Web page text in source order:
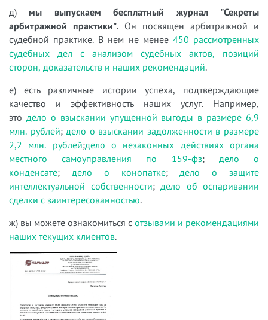
д) мы выпускаем бесплатный журнал "Секреты
арбитражной практики". Он посвящен арбитражной и
судебной практике. В нем не менее 450 рассмотренных
судебных дел с анализом судебных актов, позиций
сторон, доказательств и наших рекомендаций.
е) есть различные истории успеха, подтверждающие
качество и эффективность наших услуг. Например,
это дело о взыскании упущенной выгоды в размере 6,9
млн. рублей;дело о взыскании задолженности в размере
2,2 млн. рублей;дело о незаконных действиях органа
местного самоуправления по 159-фз; дело о
конденсате; дело о конопатке;дело о защите
интеллектуальной собственности; дело об оспаривании
сделки с заинтересованностью.
ж) вы можете ознакомиться с отзывами и рекомендациями
наших текущих клиентов.